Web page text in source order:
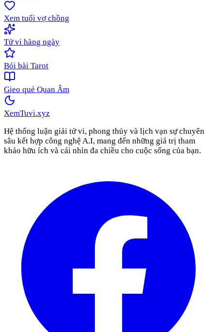
Xem tuổi vợ chồng
Tử vi hàng ngày
Bói bài Tarot
Gieo quẻ Quan Âm
XemTuvi.xyz
Hệ thống luận giải tử vi, phong thủy và lịch vạn sự chuyên
sâu kết hợp công nghệ A.I, mang đến những giá trị tham
khảo hữu ích và cái nhìn đa chiều cho cuộc sống của bạn.